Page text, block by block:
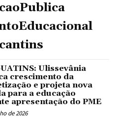
Ulissevânia
crescimento da
e projeta nova
para a educação
apresentação do PME
de 2026